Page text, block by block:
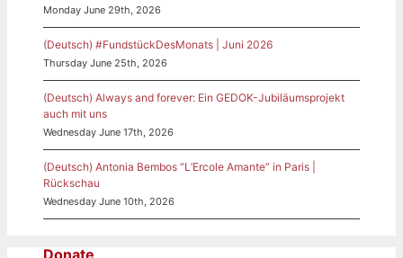
Monday June 29th, 2026
(Deutsch) #FundstückDesMonats | Juni 2026
Thursday June 25th, 2026
(Deutsch) Always and forever: Ein GEDOK-Jubiläumsprojekt
auch mit uns
Wednesday June 17th, 2026
(Deutsch) Antonia Bembos “L’Ercole Amante” in Paris |
Rückschau
Wednesday June 10th, 2026